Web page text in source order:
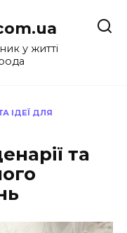
у житті
ІДЕЇ ДЛЯ
та